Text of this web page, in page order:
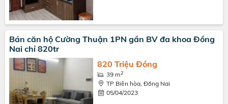
Bán căn hộ Cường Thuận 1PN gần BV đa khoa Đồng
Nai chỉ 820tr
820 Triệu Đồng
39 m2
TP Biên hòa, Đồng Nai
05/04/2023